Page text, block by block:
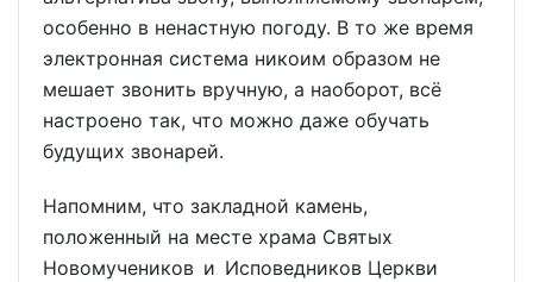
особенно в ненастную погоду. В то же время
электронная система никоим образом не
мешает звонить вручную, а наоборот, всё
настроено так, что можно даже обучать
будущих звонарей.
Напомним, что закладной камень,
положенный на месте храма Святых
Новомучеников и Исповедников Церкви